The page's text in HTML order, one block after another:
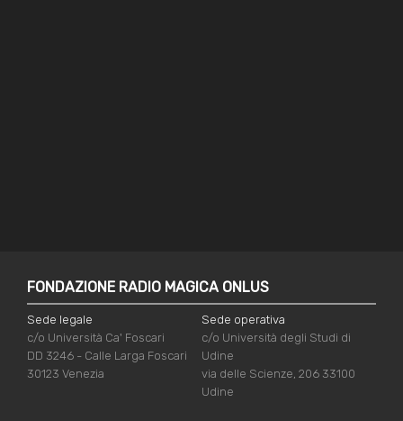
FONDAZIONE RADIO MAGICA ONLUS
Sede legale
c/o Università Ca' Foscari
DD 3246 - Calle Larga Foscari
30123 Venezia
Sede operativa
c/o Università degli Studi di
Udine
via delle Scienze, 206 33100
Udine